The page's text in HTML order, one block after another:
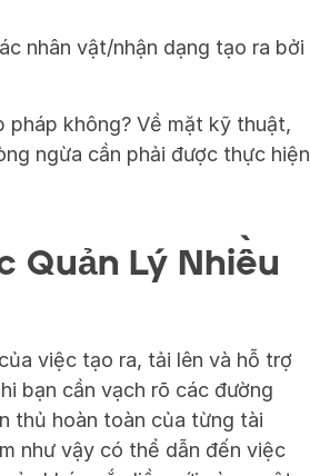
nhân vật/nhận dạng tạo ra bởi
pháp không? Về mặt kỹ thuật,
ngừa cần phải được thực hiện
Quản Lý Nhiều
việc tạo ra, tải lên và hỗ trợ
bạn cần vạch rõ các đường
thủ hoàn toàn của từng tài
như vậy có thể dẫn đến việc